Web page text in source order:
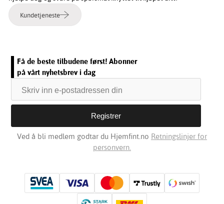
Kundetjeneste
Få de beste tilbudene først! Abonner
på vårt nyhetsbrev i dag
Ved å bli medlem godtar du Hjemfint.no Retningslinjer for
personvern.